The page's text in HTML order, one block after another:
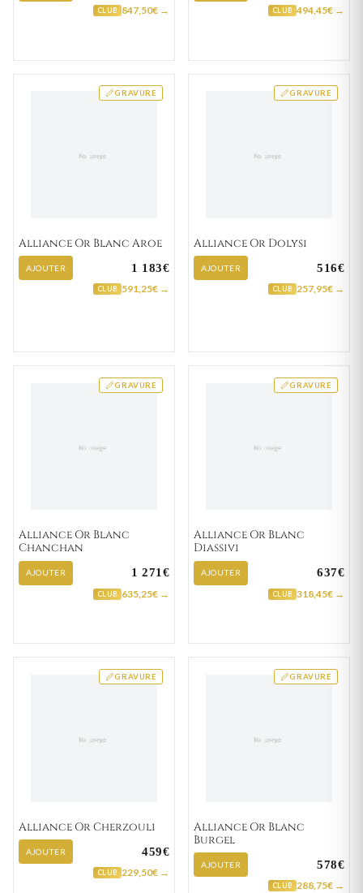
CLUB 847,50€ → CLUB 494,45€ →
GRAVURE
Alliance Or Blanc Aroe
AJOUTER 1 183€
CLUB 591,25€ →
GRAVURE
Alliance Or Dolysi
AJOUTER 516€
CLUB 257,95€ →
GRAVURE
Alliance Or Blanc
Chanchan
AJOUTER 1 271€
CLUB 635,25€ →
GRAVURE
Alliance Or Blanc
Diassivi
AJOUTER 637€
CLUB 318,45€ →
GRAVURE
Alliance Or Cherzouli
AJOUTER 459€
CLUB 229,50€ →
GRAVURE
Alliance Or Blanc
Burgel
AJOUTER 578€
CLUB 288,75€ →